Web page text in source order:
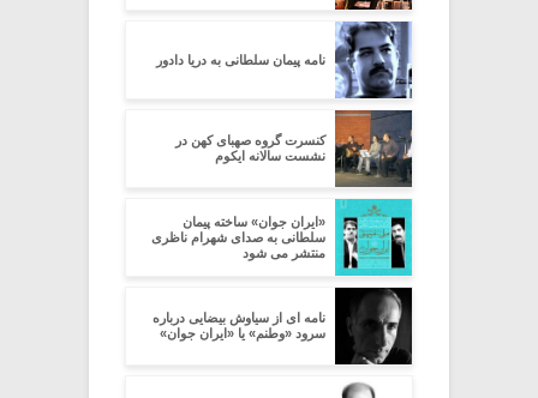
نامه پیمان سلطانی به دریا دادور
کنسرت گروه صهبای کهن در
نشست سالانه ایکوم
«ایران جوان» ساخته پیمان
سلطانی به صدای شهرام ناظری
منتشر می شود
نامه ای از سیاوش بیضایی درباره
سرود «وطنم» یا «ایران جوان»